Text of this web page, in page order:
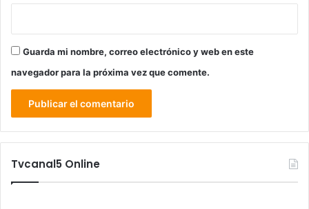
Guarda mi nombre, correo electrónico y web en este
navegador para la próxima vez que comente.
Tvcanal5 Online